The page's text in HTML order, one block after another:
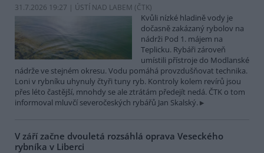
31.7.2026 19:27 | ÚSTÍ NAD LABEM (ČTK)
Kvůli nízké hladině vody je
dočasně zakázaný rybolov na
nádrži Pod 1. májem na
Teplicku. Rybáři zároveň
umístili přístroje do Modlanské
nádrže ve stejném okresu. Vodu pomáhá provzdušňovat technika.
Loni v rybníku uhynuly čtyři tuny ryb. Kontroly kolem revírů jsou
přes léto častější, mnohdy se ale ztrátám předejít nedá. ČTK o tom
informoval mluvčí severočeských rybářů Jan Skalský.
V září začne dvouletá rozsáhlá oprava Veseckého
rybníka v Liberci